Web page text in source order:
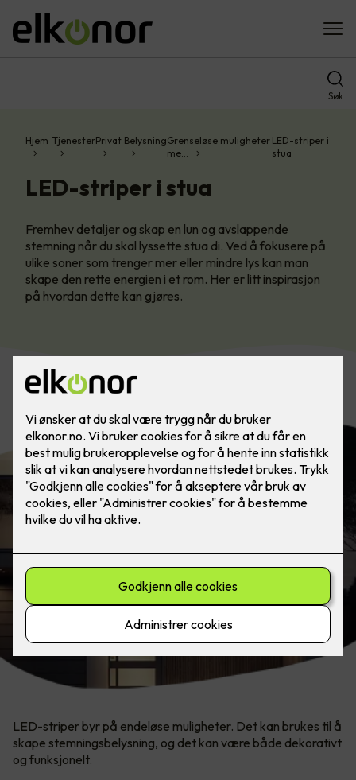
Søk
Hjem TjenesterPrivat BelysningGrenseløse muligheter
me…
LED-striper i
stua
LED-striper i stua
Fremhev detaljer og skap en lun og avslappende
stemning når du skal lyssette stua di. Ved å fokusere på
ulike soner som trenger mer eller mindre lys kan man
skape den rette energien i et rom. Her er litt inspirasjon
på hvordan dette kan gjøres.
Grenseløs belysning med LED-striper
LED-striper byr på endeløse muligheter. Det kan brukes til å
skape stemningsbelysning, og det kan være både dekorativt
og funksjonelt.